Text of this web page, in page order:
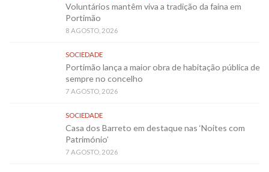
Voluntários mantêm viva a tradição da faina em
Portimão
8 AGOSTO, 2026
SOCIEDADE
Portimão lança a maior obra de habitação pública de
sempre no concelho
7 AGOSTO, 2026
SOCIEDADE
Casa dos Barreto em destaque nas ‘Noites com
Património’
7 AGOSTO, 2026